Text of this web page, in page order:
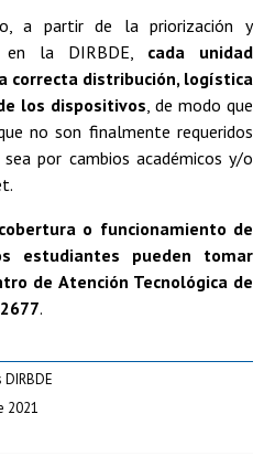
a partir de la priorización y
en la DIRBDE, cada unidad
correcta distribución, logística
los dispositivos, de modo que
no son finalmente requeridos
por cambios académicos y/o
o funcionamiento de
estudiantes pueden tomar
de Atención Tecnológica de
.
2021